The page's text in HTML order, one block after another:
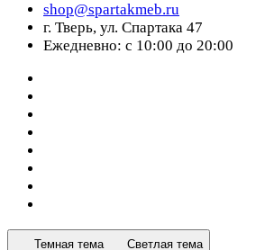
shop@spartakmeb.ru
г. Тверь, ул. Спартака 47
Ежедневно: с 10:00 до 20:00
Темная тема Светлая тема